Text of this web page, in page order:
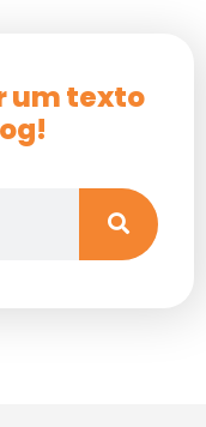
um texto